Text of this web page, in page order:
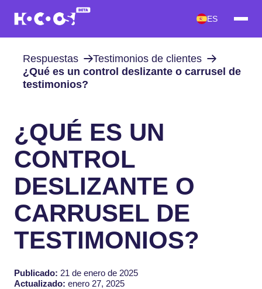
ES
Respuestas
Testimonios de clientes
¿Qué es un control deslizante o carrusel de
testimonios?
¿QUÉ ES UN
CONTROL
DESLIZANTE O
CARRUSEL DE
TESTIMONIOS?
Publicado: 21 de enero de 2025
Actualizado: enero 27, 2025